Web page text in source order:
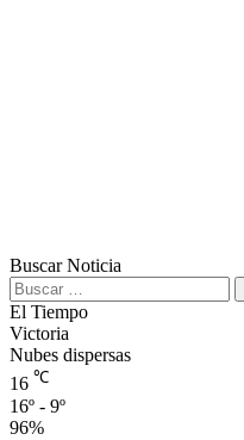
Buscar Noticia
Buscar:
El Tiempo
Victoria
Nubes dispersas
16 ℃
16º - 9º
96%